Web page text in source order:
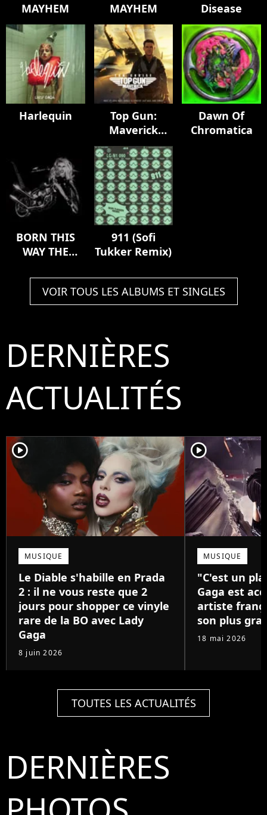
MAYHEM MAYHEM Disease
Harlequin
Top Gun:
Maverick
(Music From
The Motion
Picture)
Dawn Of
Chromatica
BORN THIS
WAY THE
ANNIVERSARY
911 (Sofi
Tukker Remix)
VOIR TOUS LES ALBUMS ET SINGLES
DERNIÈRES
ACTUALITÉS
player2
MUSIQUE
Le Diable s'habille en Prada
2 : il ne vous reste que 2
jours pour shopper ce vinyle
rare de la BO avec Lady
Gaga
8 juin 2026
player2
MUSIQUE
"C'est un
Gaga est
artiste
son plus
18 mai 2026
TOUTES LES ACTUALITÉS
DERNIÈRES